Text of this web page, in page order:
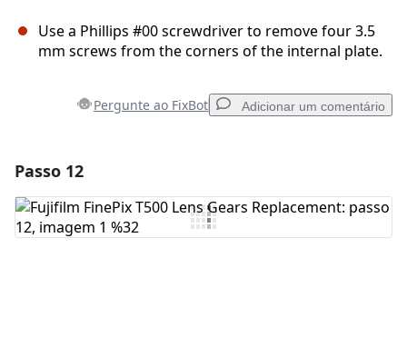
Use a Phillips #00 screwdriver to remove four 3.5
mm screws from the corners of the internal plate.
Pergunte ao FixBot Adicionar um comentário
Comentar
Passo 12